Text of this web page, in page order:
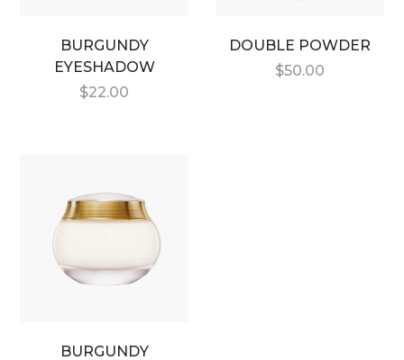
BURGUNDY
EYESHADOW
$22.00
DOUBLE POWDER
$50.00
BURGUNDY